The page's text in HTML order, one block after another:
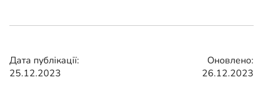
Дата публікації:
25.12.2023
Оновлено:
26.12.2023